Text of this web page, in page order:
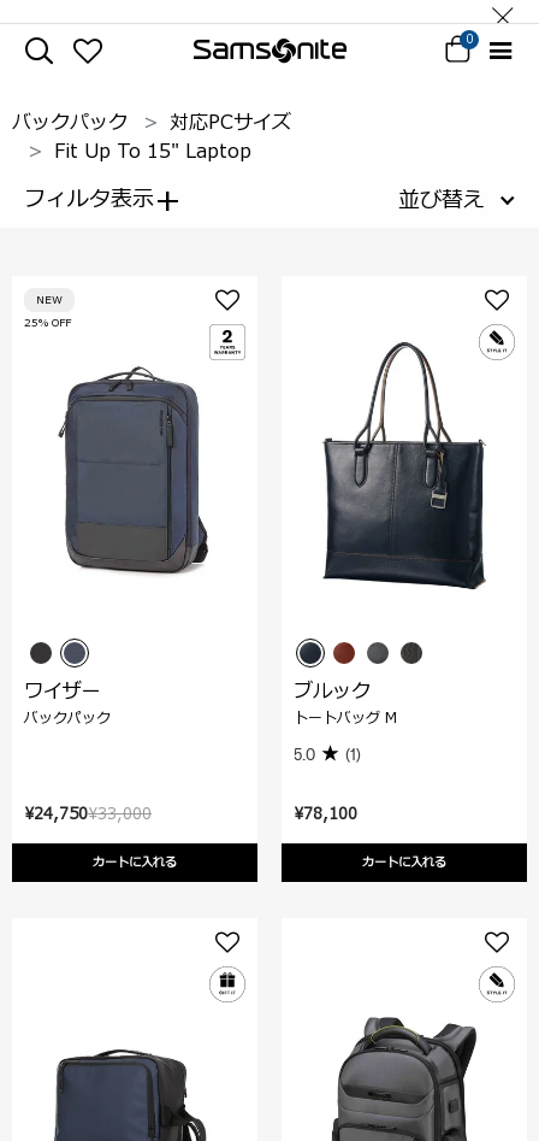
0
バックパック
対応PCサイズ
Fit Up To 15" Laptop
フィルタ表示+ 並び替え
¥33,000
¥24,750
カートに入れる
25% OFF
NEW
ワイザー
バックパック
¥78,100
カートに入れる
ブルック
トートバッグ M
5.0 (1)